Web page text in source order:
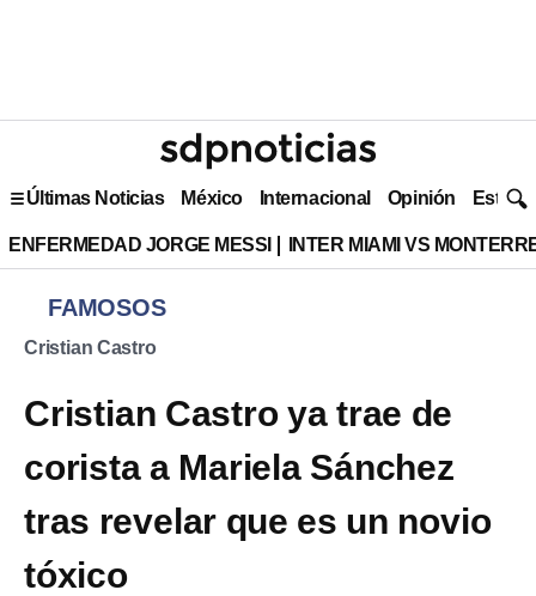
Últimas Noticias México Internacional Opinión Estilo
ENFERMEDAD JORGE MESSI INTER MIAMI VS
FAMOSOS
Cristian Castro
Cristian Castro ya trae de
corista a Mariela Sánchez
tras revelar que es un novio
tóxico